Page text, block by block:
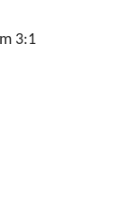
3:1